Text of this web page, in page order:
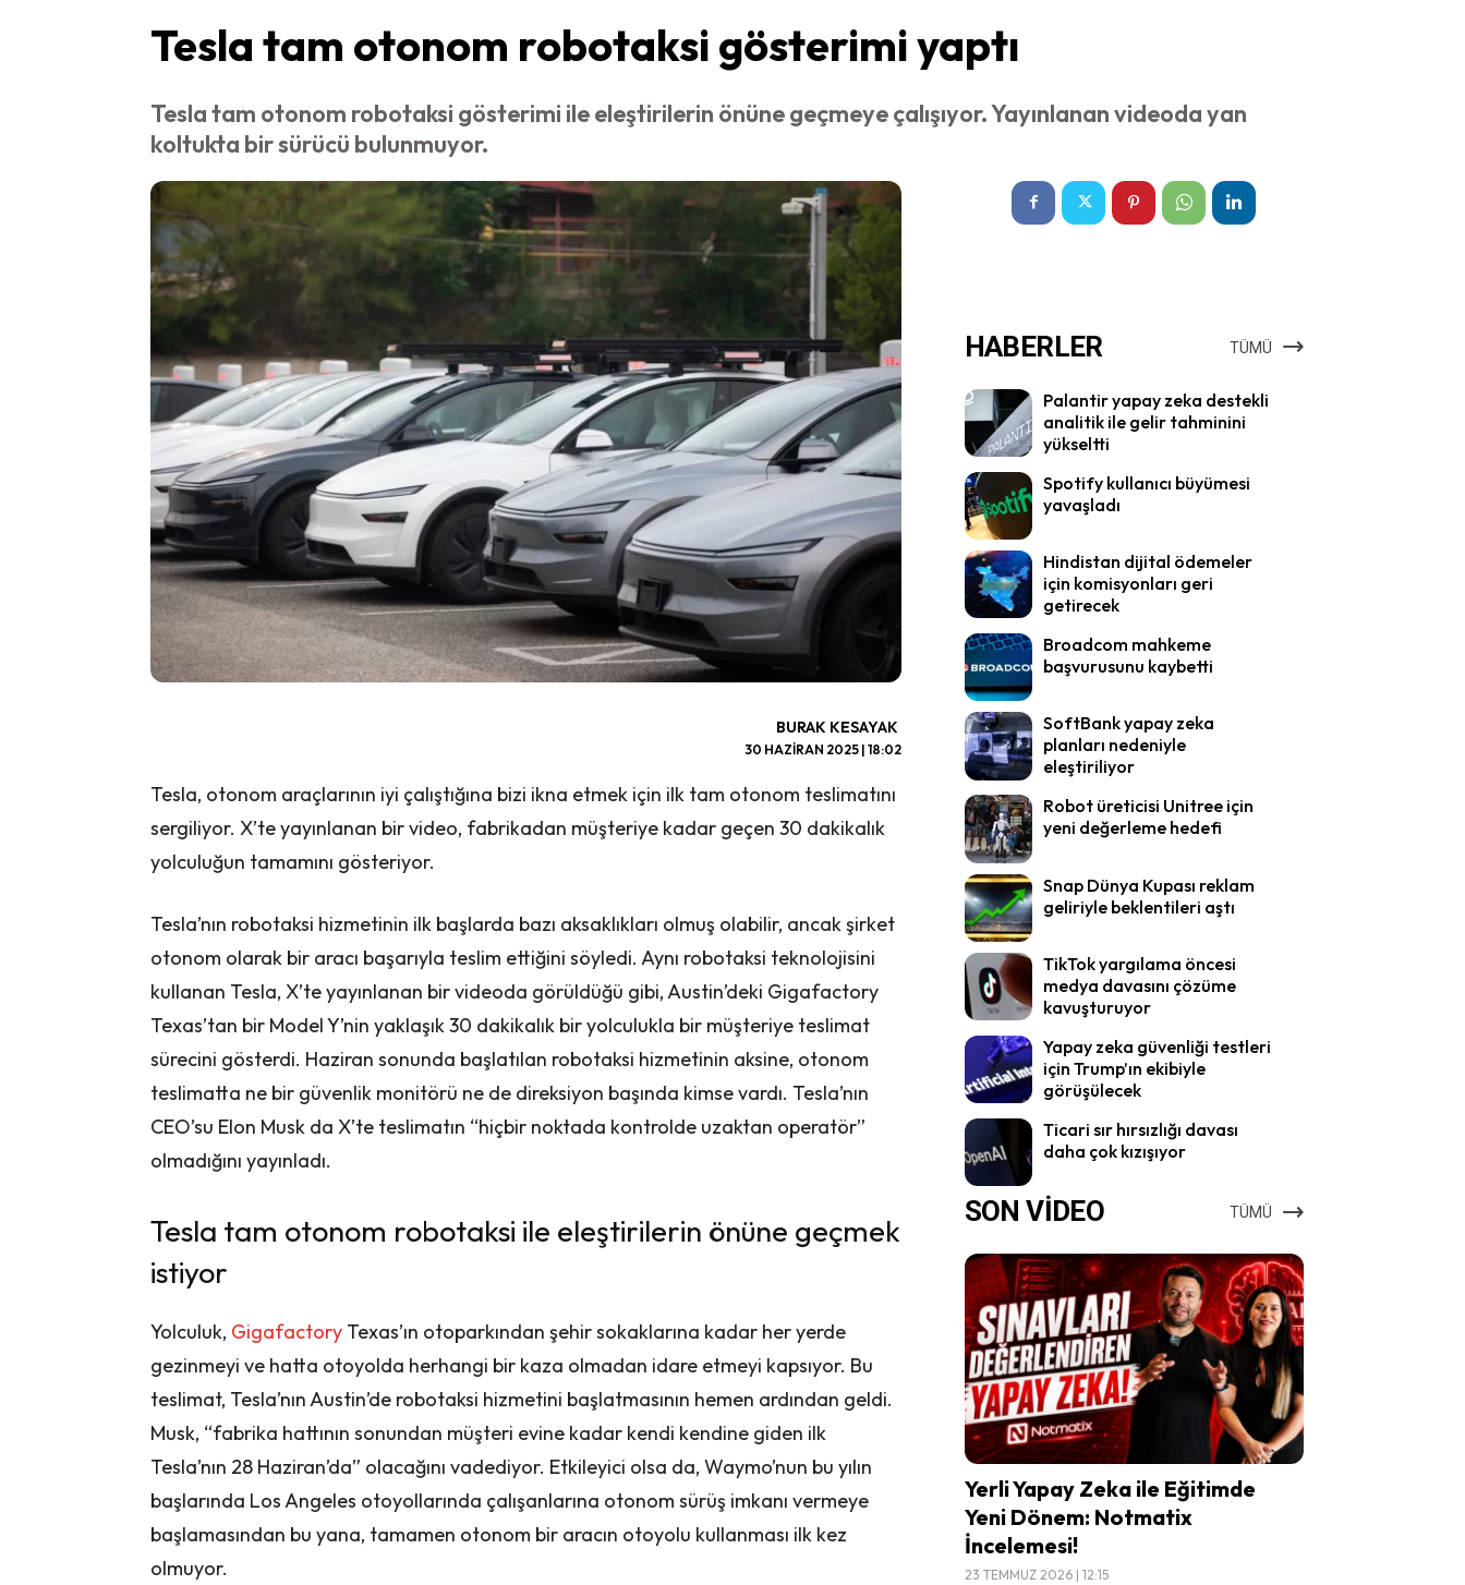
Tesla tam otonom robotaksi gösterimi yaptı
Tesla tam otonom robotaksi gösterimi ile eleştirilerin önüne geçmeye çalışıyor. Yayınlanan videoda yan
koltukta bir sürücü bulunmuyor.
BURAK KESAYAK
30 HAZIRAN 2025 | 18:02
Tesla, otonom araçlarının iyi çalıştığına bizi ikna etmek için ilk tam otonom teslimatını
sergiliyor. X’te yayınlanan bir video, fabrikadan müşteriye kadar geçen 30 dakikalık
yolculuğun tamamını gösteriyor.
Tesla’nın robotaksi hizmetinin ilk başlarda bazı aksaklıkları olmuş olabilir, ancak şirket
otonom olarak bir aracı başarıyla teslim ettiğini söyledi. Aynı robotaksi teknolojisini
kullanan Tesla, X’te yayınlanan bir videoda görüldüğü gibi, Austin’deki Gigafactory
Texas’tan bir Model Y’nin yaklaşık 30 dakikalık bir yolculukla bir müşteriye teslimat
sürecini gösterdi. Haziran sonunda başlatılan robotaksi hizmetinin aksine, otonom
teslimatta ne bir güvenlik monitörü ne de direksiyon başında kimse vardı. Tesla’nın
CEO’su Elon Musk da X’te teslimatın “hiçbir noktada kontrolde uzaktan operatör”
olmadığını yayınladı.
Tesla tam otonom robotaksi ile eleştirilerin önüne geçmek
istiyor
Yolculuk, Gigafactory Texas’ın otoparkından şehir sokaklarına kadar her yerde
gezinmeyi ve hatta otoyolda herhangi bir kaza olmadan idare etmeyi kapsıyor. Bu
teslimat, Tesla’nın Austin’de robotaksi hizmetini başlatmasının hemen ardından geldi.
Musk, “fabrika hattının sonundan müşteri evine kadar kendi kendine giden ilk
Tesla’nın 28 Haziran’da” olacağını vadediyor. Etkileyici olsa da, Waymo’nun bu yılın
başlarında Los Angeles otoyollarında çalışanlarına otonom sürüş imkanı vermeye
başlamasından bu yana, tamamen otonom bir aracın otoyolu kullanması ilk kez
olmuyor.
HABERLER TÜMÜ
Palantir yapay zeka destekli
analitik ile gelir tahminini
yükseltti
Spotify kullanıcı büyümesi
yavaşladı
Hindistan dijital ödemeler
için komisyonları geri
getirecek
Broadcom mahkeme
başvurusunu kaybetti
SoftBank yapay zeka
planları nedeniyle
eleştiriliyor
Robot üreticisi Unitree için
yeni değerleme hedefi
Snap Dünya Kupası reklam
geliriyle beklentileri aştı
TikTok yargılama öncesi
medya davasını çözüme
kavuşturuyor
Yapay zeka güvenliği testleri
için Trump’ın ekibiyle
görüşülecek
Ticari sır hırsızlığı davası
daha çok kızışıyor
SON VİDEO TÜMÜ
Yerli Yapay Zeka ile Eğitimde
Yeni Dönem: Notmatix
İncelemesi!
23 TEMMUZ 2026 | 12:15